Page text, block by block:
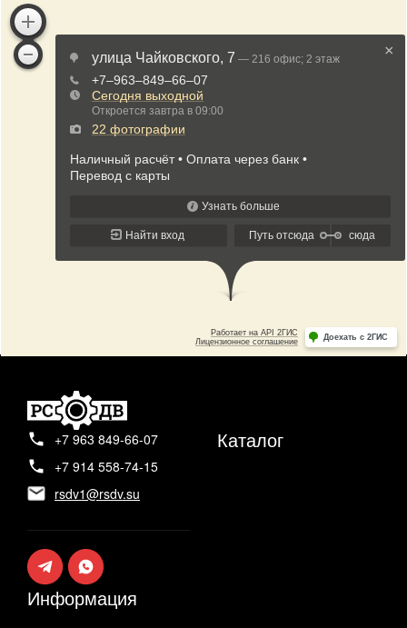
+7 963 849-66-07
+7 914 558-74-15
rsdv1@rsdv.su
Каталог
Информация